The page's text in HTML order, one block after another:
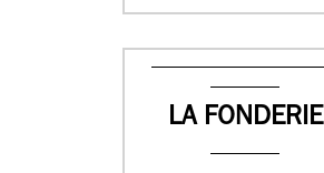
LA FONDERIE